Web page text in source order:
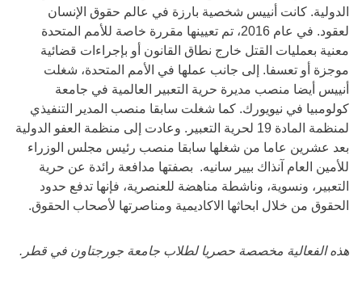
الدولية. كانت أنييس شخصية بارزة في عالم حقوق الإنسان
لعقود. في عام 2016، تم تعيينها مقررة خاصة للأمم المتحدة
معنية بعمليات القتل خارج نطاق القانون أو بإجراءات قضائية
موجزة أو تعسفا. إلى جانب عملها في الأمم المتحدة، شغلت
أنييس أيضا منصب مديرة حرية التعبير العالمية في جامعة
كولومبيا في نيويورك. كما شغلت سابقا منصب المدير التنفيذي
لمنظمة المادة 19 لحرية التعبير. وعادت إلى منظمة العفو الدولية
بعد عشرين عاما من شغلها سابقا منصب رئيس مجلس الوزراء
للأمين العام آنذاك بيير سانيه. بصفتها مدافعة رائدة عن حرية
التعبير، ونسوية، وناشطة مناهضة للعنصرية، فإنها تدفع حدود
الحقوق من خلال ابحاثها الاكاديمية ومناصرتها لأصحاب الحقوق.
هذه الفعالية مخصصة حصريا لطلاب جامعة جورجتاون في قطر.